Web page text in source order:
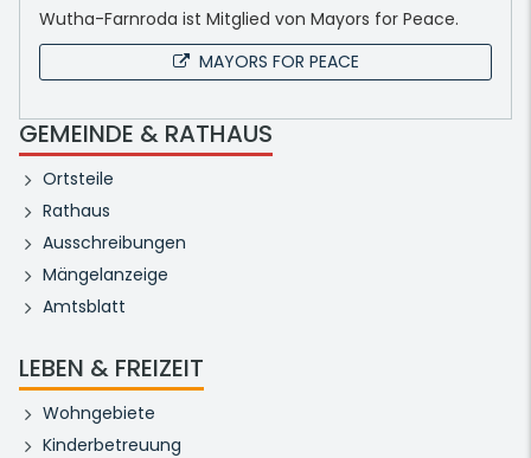
Wutha-Farnroda ist Mitglied von Mayors for Peace.
MAYORS FOR PEACE
GEMEINDE & RATHAUS
Ortsteile
Rathaus
Ausschreibungen
Mängelanzeige
Amtsblatt
LEBEN & FREIZEIT
Wohngebiete
Kinderbetreuung